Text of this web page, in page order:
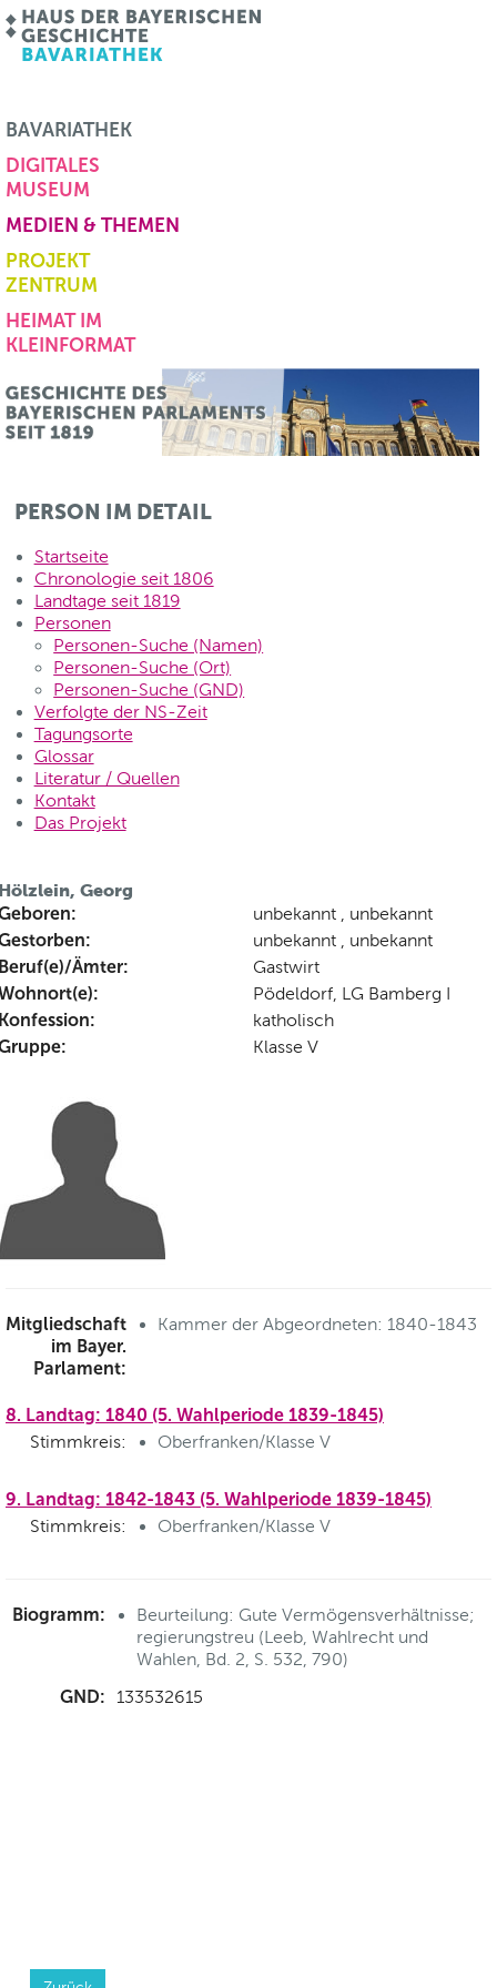
BAVARIATHEK
DIGITALES
MUSEUM
MEDIEN & THEMEN
PROJEKT
ZENTRUM
HEIMAT IM
KLEINFORMAT
PERSON IM DETAIL
Startseite
Chronologie seit 1806
Landtage seit 1819
Personen
Personen-Suche (Namen)
Personen-Suche (Ort)
Personen-Suche (GND)
Verfolgte der NS-Zeit
Tagungsorte
Glossar
Literatur / Quellen
Kontakt
Das Projekt
Georg
unbekannt , unbekannt
unbekannt , unbekannt
Ämter: Gastwirt
Pödeldorf, LG Bamberg I
katholisch
Klasse V
Mitgliedschaft
im Bayer.
Parlament:
Kammer der Abgeordneten: 1840-1843
8. Landtag: 1840 (5. Wahlperiode 1839-1845)
Stimmkreis: Oberfranken/Klasse V
9. Landtag: 1842-1843 (5. Wahlperiode 1839-1845)
Stimmkreis: Oberfranken/Klasse V
Biogramm:
Beurteilung: Gute Vermögensverhältnisse;
regierungstreu (Leeb, Wahlrecht und
Wahlen, Bd. 2, S. 532, 790)
GND: 133532615